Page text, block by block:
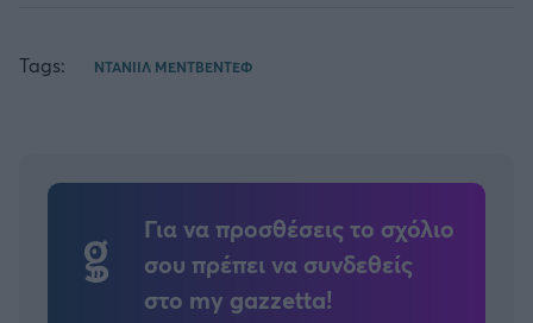
Tags: ΝΤΑΝΙΙΛ ΜΕΝΤΒΕΝΤΕΦ
Για να προσθέσεις το σχόλιο
σου πρέπει να συνδεθείς
στο my gazzetta!